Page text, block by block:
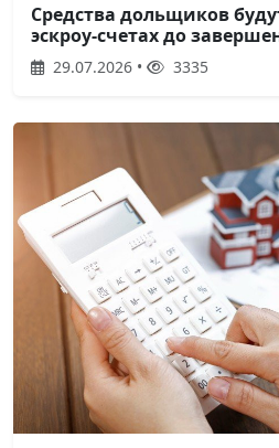
Средства дольщиков
эскроу-счетах до
29.07.2026 • 3335